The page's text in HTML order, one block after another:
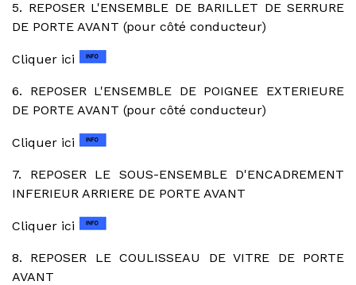
5. REPOSER L'ENSEMBLE DE BARILLET DE SERRURE
DE PORTE AVANT (pour côté conducteur)
Cliquer ici
6. REPOSER L'ENSEMBLE DE POIGNEE EXTERIEURE
DE PORTE AVANT (pour côté conducteur)
Cliquer ici
7. REPOSER LE SOUS-ENSEMBLE D'ENCADREMENT
INFERIEUR ARRIERE DE PORTE AVANT
Cliquer ici
8. REPOSER LE COULISSEAU DE VITRE DE PORTE
AVANT